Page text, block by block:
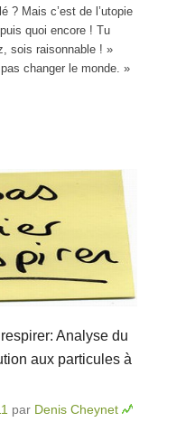
? Mais c’est de l’utopie
quoi encore ! Tu
sois raisonnable ! »
changer le monde. »
Analyse du
aux particules à
par Denis Cheynet